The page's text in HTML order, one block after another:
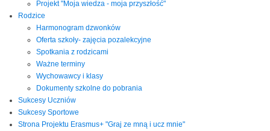
Projekt "Moja wiedza - moja przyszłość"
Rodzice
Harmonogram dzwonków
Oferta szkoły- zajęcia pozalekcyjne
Spotkania z rodzicami
Ważne terminy
Wychowawcy i klasy
Dokumenty szkolne do pobrania
Sukcesy Uczniów
Sukcesy Sportowe
Strona Projektu Erasmus+ "Graj ze mną i ucz mnie"